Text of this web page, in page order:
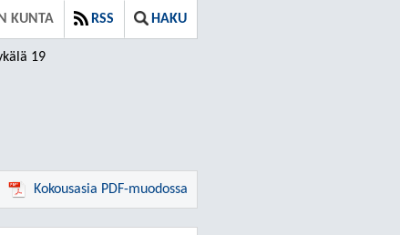
KUNTA RSS HAKU
19
Kokousasia PDF-muodossa